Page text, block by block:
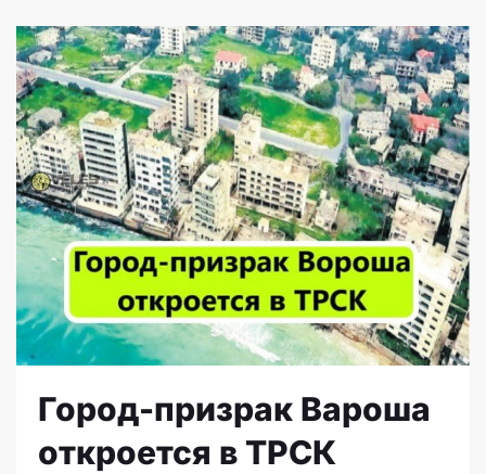
Город-призрак Вароша
откроется в ТРСК